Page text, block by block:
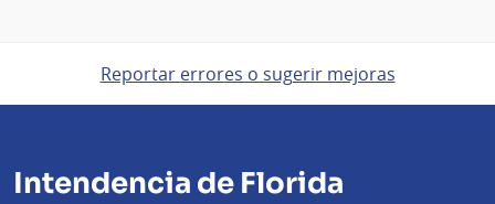
Reportar errores o sugerir mejoras
Intendencia de Florida